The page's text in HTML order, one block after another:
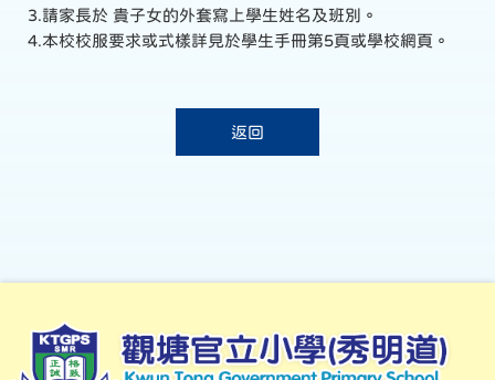
3.請家長於 貴子女的外套寫上學生姓名及班別。
4.本校校服要求或式樣詳見於學生手冊第5頁或學校網頁。
返回